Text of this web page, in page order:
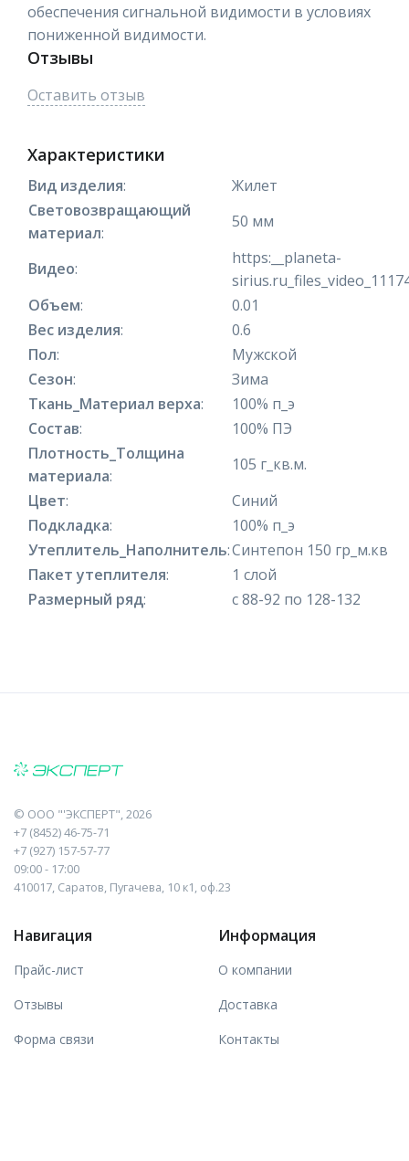
обеспечения сигнальной видимости в условиях
пониженной видимости.
Отзывы
Оставить отзыв
Характеристики
Вид изделия:
Жилет
Световозвращающий
материал:
50 мм
Видео:
https:__planeta-
Объем:
0.01
Вес изделия:
0.6
Пол:
Мужской
Сезон:
Зима
Ткань_Материал верха:
100% п_э
Состав:
100% ПЭ
Плотность_Толщина
материала:
105 г_кв.м.
Цвет:
Синий
Подкладка:
100% п_э
Утеплитель_Наполнитель:Синтепон 150 гр_м.кв
Пакет утеплителя:
1 слой
Размерный ряд: с 88-92 по 128-132
© ООО "'ЭКСПЕРТ", 2026
+7 (8452) 46-75-71
+7 (927) 157-57-77
09:00 - 17:00
410017, Саратов, Пугачева, 10 к1, оф.23
Навигация
Прайс-лист
Отзывы
Форма связи
Информация
О компании
Доставка
Контакты